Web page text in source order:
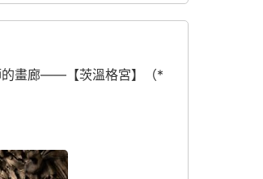
的畫廊——【茨溫格宮】（*